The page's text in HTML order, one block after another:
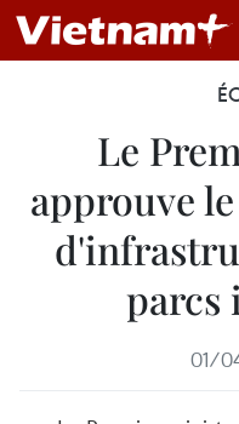
Le
approuve
parcs
01/